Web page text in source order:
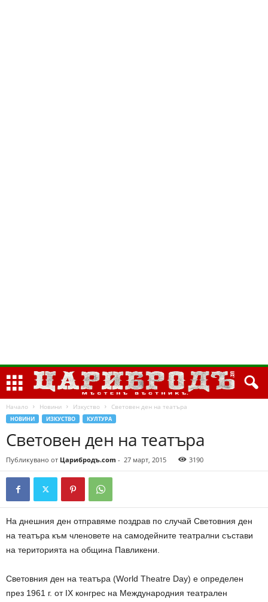
Начало Новини Изкуство Световен ден на театъра
НОВИНИ ИЗКУСТВО КУЛТУРА
Световен ден на театъра
Публикувано от Царибродъ.com - 27 март, 2015 3190
На днешния ден отправяме поздрав по случай Световния ден
на театъра към членовете на самодейните театрални състави
на територията на община Павликени.
Световния ден на театъра (World Theatre Day) е определен
през 1961 г. от IХ конгрес на Международния театрален